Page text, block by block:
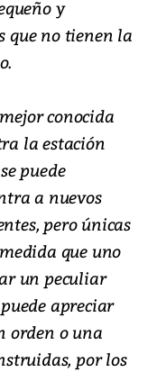
y
que no tienen la
conocida
la estación
puede
a nuevos
pero únicas
que uno
un peculiar
apreciar
orden o una
por los